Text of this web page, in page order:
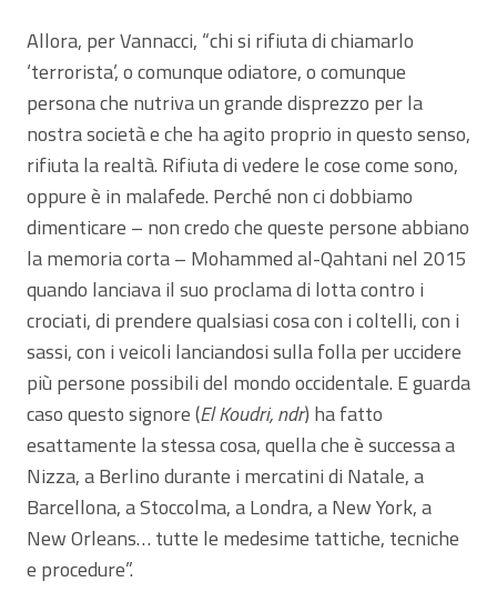
Allora, per Vannacci, “chi si rifiuta di chiamarlo
‘terrorista’, o comunque odiatore, o comunque
persona che nutriva un grande disprezzo per la
nostra società e che ha agito proprio in questo senso,
rifiuta la realtà. Rifiuta di vedere le cose come sono,
oppure è in malafede. Perché non ci dobbiamo
dimenticare – non credo che queste persone abbiano
la memoria corta – Mohammed al-Qahtani nel 2015
quando lanciava il suo proclama di lotta contro i
crociati, di prendere qualsiasi cosa con i coltelli, con i
sassi, con i veicoli lanciandosi sulla folla per uccidere
più persone possibili del mondo occidentale. E guarda
caso questo signore (El Koudri, ndr) ha fatto
esattamente la stessa cosa, quella che è successa a
Nizza, a Berlino durante i mercatini di Natale, a
Barcellona, a Stoccolma, a Londra, a New York, a
New Orleans… tutte le medesime tattiche, tecniche
e procedure”.